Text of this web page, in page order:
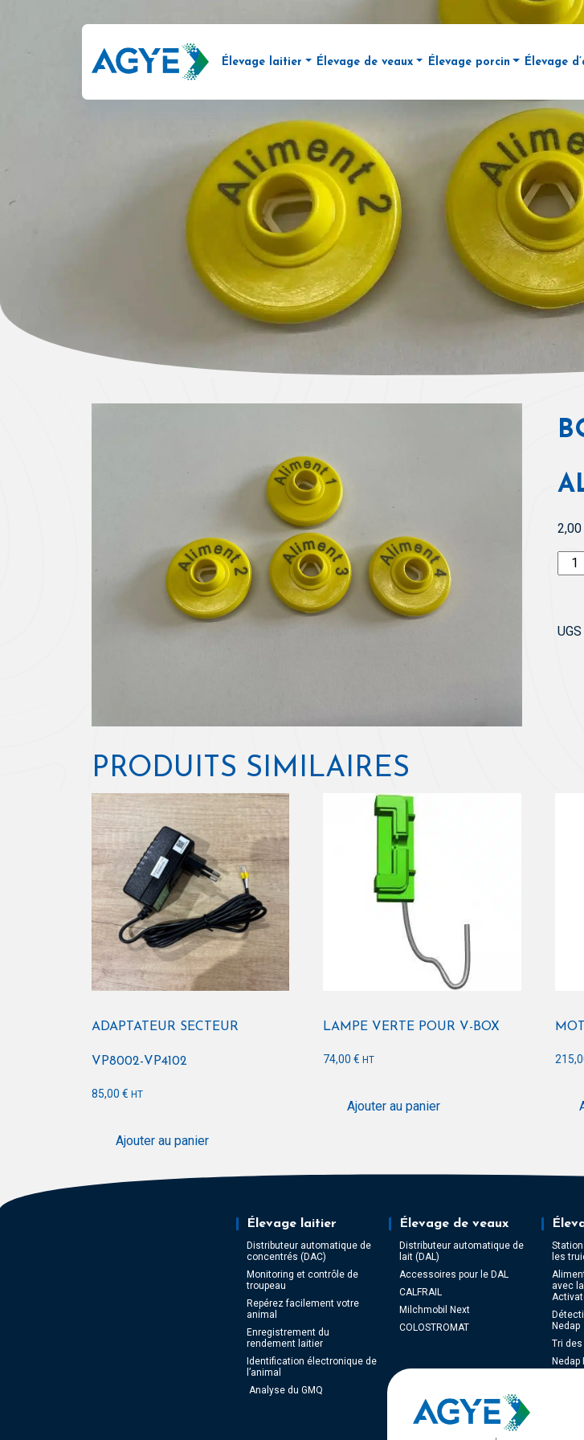
Élevage laitier
Distributeur automatique de concentrés (DAC)
Monitoring et contrôle de troupeau
Repérez facilement votre animal
Enregistrement du rendement laitier
Identification électronique de l’animal
Analyse du GMQ
Élevage de veaux
Distributeur automatique de lait (DAL)
Accessoires pour le DAL
CALFRAIL
Milchmobil Next
COLOSTROMAT
Élevage porcin
Stations d’alimentation
Alimentation en
Détection des chaleurs
Tri des animaux
Nedap PPT (Pig
NEDAP Weight Monitoring
Élevage
de
UGS
PRODUITS SIMILAIRES
ADAPTATEUR SECTEUR
VP8002-VP4102
85,00 € HT
Ajouter au panier
LAMPE VERTE POUR V-BOX
74,00€ HT
Ajouter au panier
Élevage laitier
Distributeur automatique de
concentrés (DAC)
Monitoring et contrôle de
troupeau
Repérez facilement votre
animal
Enregistrement du
rendement laitier
Identification électronique de
l’animal
Analyse du GMQ
Élevage de veaux
Distributeur automatique de
lait (DAL)
Accessoires pour le DAL
CALFRAIL
Milchmobil Next
COLOSTROMAT
les
avec
Nedap
Tri
Nedap